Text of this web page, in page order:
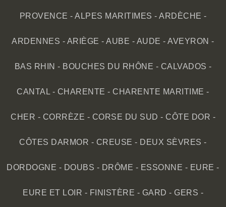
PROVENCE - ALPES MARITIMES - ARDÈCHE -
ARDENNES - ARIÈGE -AUBE - AUDE -AVEYRON -
BAS RHIN - BOUCHES DU RHÔNE - CALVADOS -
CANTAL - CHARENTE -CHARENTE MARITIME -
CHER - CORRÈZE - CORSE DU SUD - CÔTE DOR -
CÔTES DARMOR - CREUSE - DEUX SÈVRES -
DORDOGNE - DOUBS - DRÔME - ESSONNE - EURE -
EURE ET LOIR - FINISTÈRE - GARD - GERS -